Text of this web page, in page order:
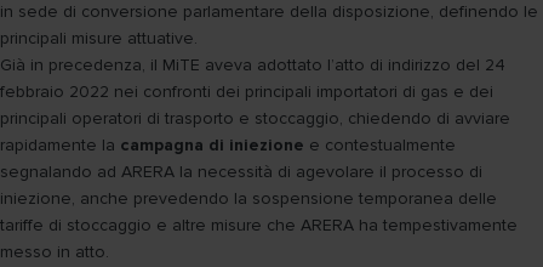
in sede di conversione parlamentare della disposizione, definendo le
principali misure attuative.
Già in precedenza, il MiTE aveva adottato l’atto di indirizzo del 24
febbraio 2022 nei confronti dei principali importatori di gas e dei
principali operatori di trasporto e stoccaggio, chiedendo di avviare
rapidamente la campagna di iniezione e contestualmente
segnalando ad ARERA la necessità di agevolare il processo di
iniezione, anche prevedendo la sospensione temporanea delle
tariffe di stoccaggio e altre misure che ARERA ha tempestivamente
messo in atto.